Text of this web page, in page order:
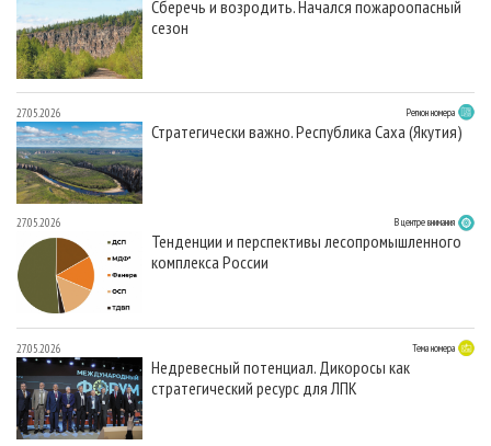
Сберечь и возродить. Начался пожароопасный
сезон
27.05.2026 Регион номера
Стратегически важно. Республика Саха (Якутия)
27.05.2026 В центре внимания
Тенденции и перспективы лесопромышленного
комплекса России
27.05.2026 Тема номера
Недревесный потенциал. Дикоросы как
стратегический ресурс для ЛПК